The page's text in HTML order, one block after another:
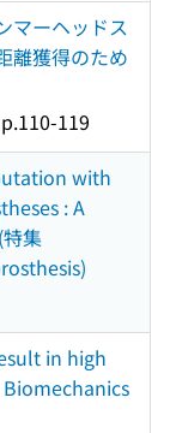
マーヘッドス
離獲得のため
p.110-119
with
: A
集
in high